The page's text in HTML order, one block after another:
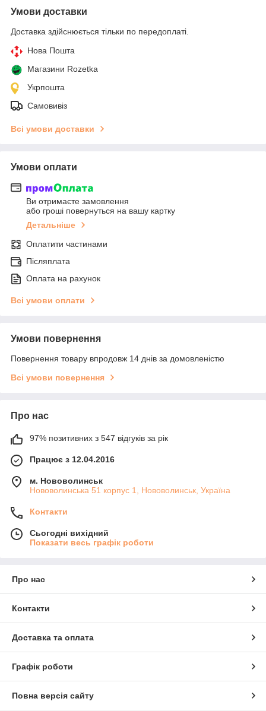
Умови доставки
Доставка здійснюється тільки по передоплаті.
Нова Пошта
Магазини Rozetka
Укрпошта
Самовивіз
Всі умови доставки
Умови оплати
Ви отримаєте замовлення
або гроші повернуться на вашу картку
Детальніше
Оплатити частинами
Післяплата
Оплата на рахунок
Всі умови оплати
Умови повернення
Повернення товару впродовж 14 днів за домовленістю
Всі умови повернення
Про нас
97% позитивних з 547 відгуків за рік
Працює з 12.04.2016
м. Нововолинськ
Нововолинська 51 корпус 1, Нововолинськ, Україна
Контакти
Сьогодні вихідний
Показати весь графік роботи
Про нас
Контакти
Доставка та оплата
Графік роботи
Повна версія сайту